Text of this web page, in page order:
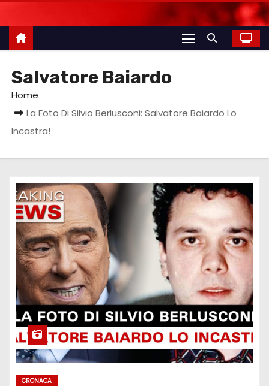
Salvatore Baiardo
Home
La Foto Di Silvio Berlusconi: Salvatore Baiardo Lo
Incastra!
CRONACA